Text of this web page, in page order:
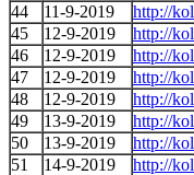
44
11-9-2019
http://
45
12-9-2019
http://
46
12-9-2019
http://
47
12-9-2019
http://
48
12-9-2019
http://
49
13-9-2019
http://
50
13-9-2019
http://
51
14-9-2019
http://